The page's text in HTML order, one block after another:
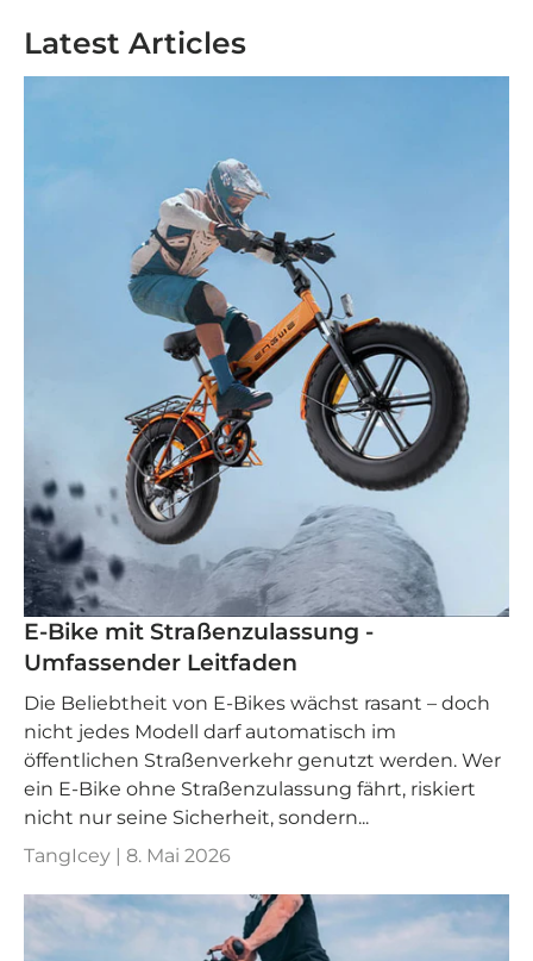
Latest Articles
E-Bike mit Straßenzulassung -
Umfassender Leitfaden
Die Beliebtheit von E-Bikes wächst rasant – doch
nicht jedes Modell darf automatisch im
öffentlichen Straßenverkehr genutzt werden. Wer
ein E-Bike ohne Straßenzulassung fährt, riskiert
nicht nur seine Sicherheit, sondern...
TangIcey | 8. Mai 2026